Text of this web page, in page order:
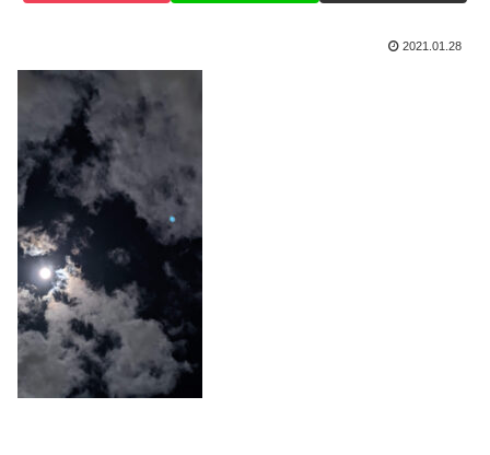
2021.01.28